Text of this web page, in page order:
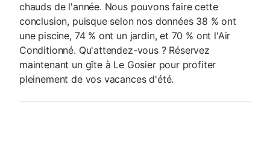
chauds de l'année. Nous pouvons faire cette
conclusion, puisque selon nos données 38 % ont
une piscine, 74 % ont un jardin, et 70 % ont l'Air
Conditionné. Qu'attendez-vous ? Réservez
maintenant un gîte à Le Gosier pour profiter
pleinement de vos vacances d'été.